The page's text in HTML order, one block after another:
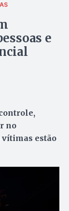
e
no
vítimas estão